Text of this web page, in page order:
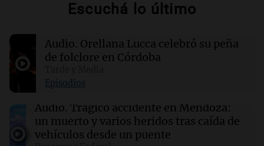
El impactante momento en que un terremoto
Japón
Conductores demandan a Mercedes AMG por
quemaduras ocasionadas por el logotipo del
vehículo
17:43 Deportes
Escuchá lo último
Audio. Orellana Lucca celebró su peña
de folclore en Córdoba
Episodios
Audio. Trágico accidente en Mendoza:
un muerto y varios heridos tras caída de
vehículos desde un puente